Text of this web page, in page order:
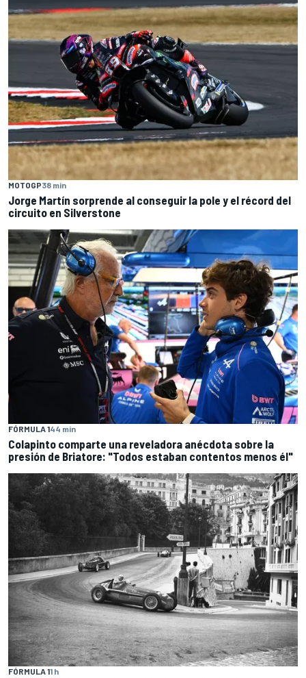
MOTOGP38 min
Jorge Martín sorprende al conseguir la pole y el récord del
circuito en Silverstone
FÓRMULA 144 min
Colapinto comparte una reveladora anécdota sobre la
presión de Briatore: "Todos estaban contentos menos él"
FÓRMULA 11 h